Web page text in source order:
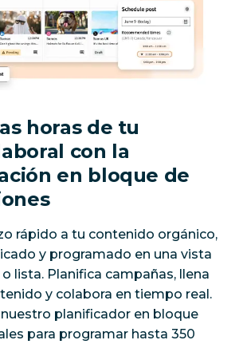
horas de tu
con la
en bloque de
rápido a tu contenido orgánico,
y programado en una vista
lista. Planifica campañas, llena
y colabora en tiempo real.
nuestro planificador en bloque
para programar hasta 350